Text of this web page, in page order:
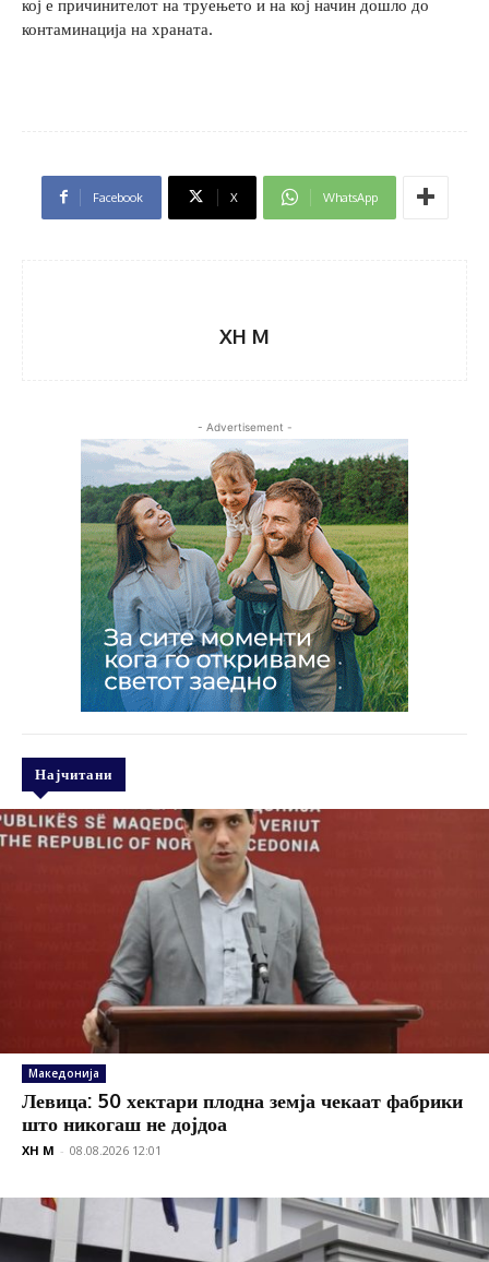
кој е причинителот на труењето и на кој начин дошло до
контаминација на храната.
Facebook X WhatsApp
XH M
- Advertisement -
Најчитани
Македонија
Левица: 50 хектари плодна земја чекаат фабрики
што никогаш не дојдоа
XH M - 08.08.2026 12:01